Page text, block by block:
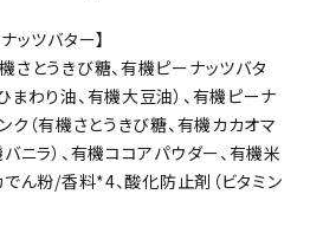
ッツバター】
さとうきび糖、有機ピーナッツバタ
まわり油、有機大豆油）、有機ピーナ
ク（有機さとうきび糖、有機カカオマ
ニラ）、有機ココアパウダー、有機米
でん粉/香料*4、酸化防止剤（ビタミン